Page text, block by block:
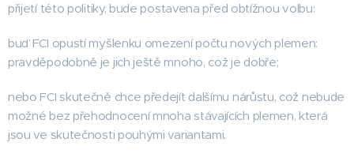
přijetí této politiky, bude postavena před obtížnou volbu:
buď FCI opustí myšlenku omezení počtu nových plemen:
pravděpodobně je jich ještě mnoho, což je dobře;
nebo FCI skutečně chce předejít dalšímu nárůstu, což nebude
možné bez přehodnocení mnoha stávajících plemen, která
jsou ve skutečnosti pouhými variantami.